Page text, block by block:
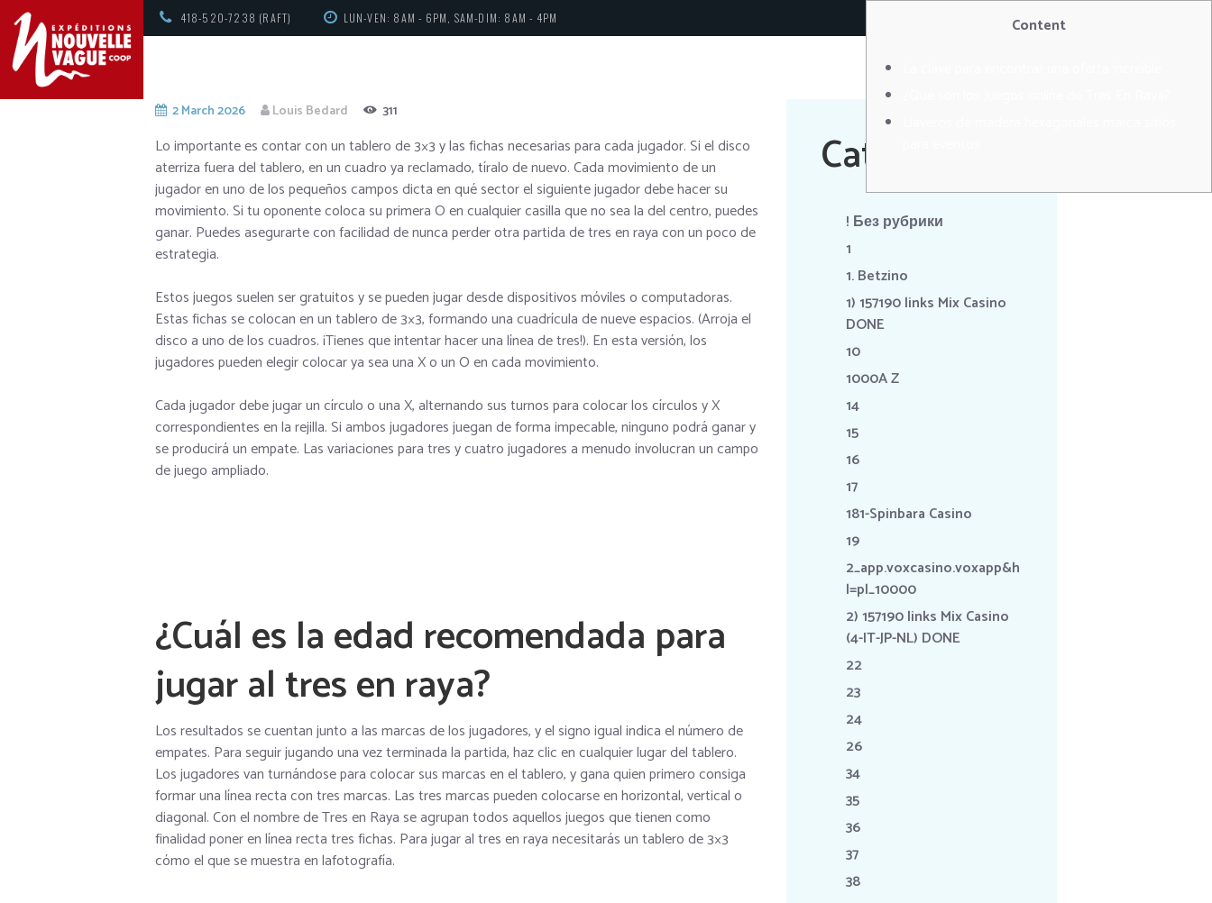
418-520-7238 (RAFT) LUN-VEN: 8AM - 6PM, SAM-DIM: 8AM - 4PM
2 March 2026 Louis Bedard 311
Content
Lo importante es contar con un tablero de 3×3 y las fichas necesarias para cada jugador. Si el disco
aterriza fuera del tablero, en un cuadro ya reclamado, tíralo de nuevo. Cada movimiento de un
jugador en uno de los pequeños campos dicta en qué sector el siguiente jugador debe hacer su
movimiento. Si tu oponente coloca su primera O en cualquier casilla que no sea la del centro, puedes
ganar. Puedes asegurarte con facilidad de nunca perder otra partida de tres en raya con un poco de
estrategia.
Estos juegos suelen ser gratuitos y se pueden jugar desde dispositivos móviles o computadoras.
Estas fichas se colocan en un tablero de 3×3, formando una cuadrícula de nueve espacios. (Arroja el
disco a uno de los cuadros. ¡Tienes que intentar hacer una línea de tres!). En esta versión, los
jugadores pueden elegir colocar ya sea una X o un O en cada movimiento.
Cada jugador debe jugar un círculo o una X, alternando sus turnos para colocar los círculos y X
correspondientes en la rejilla. Si ambos jugadores juegan de forma impecable, ninguno podrá ganar y
se producirá un empate. Las variaciones para tres y cuatro jugadores a menudo involucran un campo
de juego ampliado.
¿Cuál es la edad recomendada para
jugar al tres en raya?
Los resultados se cuentan junto a las marcas de los jugadores, y el signo igual indica el número de
empates. Para seguir jugando una vez terminada la partida, haz clic en cualquier lugar del tablero.
Los jugadores van turnándose para colocar sus marcas en el tablero, y gana quien primero consiga
formar una línea recta con tres marcas. Las tres marcas pueden colocarse en horizontal, vertical o
diagonal. Con el nombre de Tres en Raya se agrupan todos aquellos juegos que tienen como
finalidad poner en línea recta tres fichas. Para jugar al tres en raya necesitarás un tablero de 3×3
cómo el que se muestra en lafotografía.
Categories
! Без рубрики
1
1. Betzino
1) 157190 links Mix Casino
DONE
10
1000A Z
14
15
16
17
181-Spinbara Casino
19
2_app.voxcasino.voxapp&h
l=pl_10000
2) 157190 links Mix Casino
(4-IT-JP-NL) DONE
22
23
24
26
34
35
36
37
38